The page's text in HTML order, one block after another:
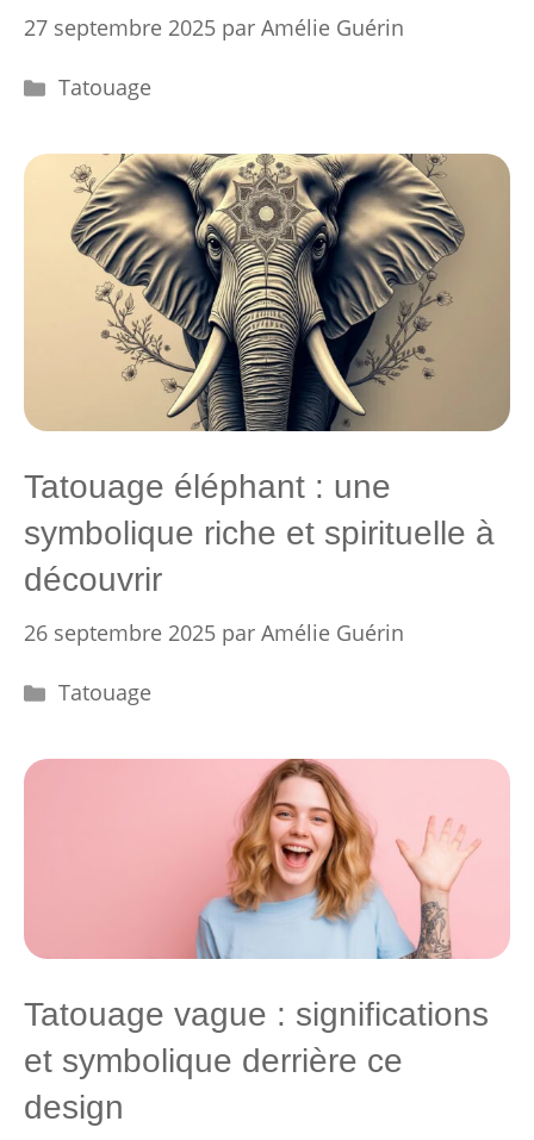
27 septembre 2025 par Amélie Guérin
Catégories
Tatouage
Tatouage éléphant : une
symbolique riche et spirituelle à
découvrir
26 septembre 2025 par Amélie Guérin
Catégories
Tatouage
Tatouage vague : significations
et symbolique derrière ce
design